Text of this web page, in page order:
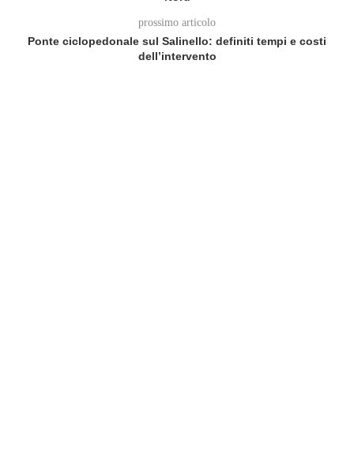
prossimo articolo
Ponte ciclopedonale sul Salinello: definiti tempi e costi
dell’intervento